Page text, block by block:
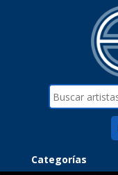
Categorías